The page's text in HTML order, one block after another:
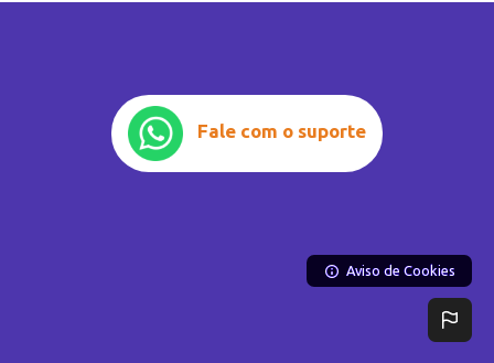
Fale com o suporte
Aviso de Cookies